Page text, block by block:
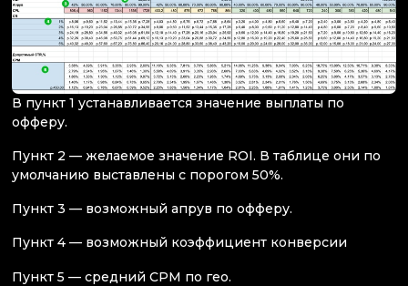
В пункт 1 устанавливается значение выплаты по
офферу.
Пункт 2 — желаемое значение ROI. В таблице они по
умолчанию выставлены с порогом 50%.
Пункт 3 — возможный апрув по офферу.
Пункт 4 — возможный коэффициент конверсии
Пункт 5 — средний CPM по гео.